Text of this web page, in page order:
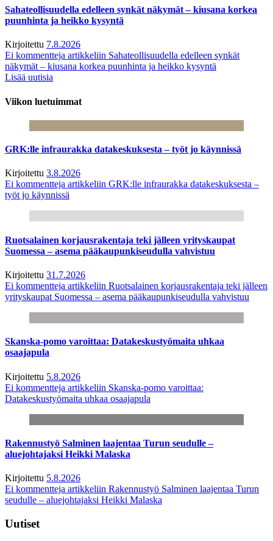
Sahateollisuudella edelleen synkät näkymät – kiusana korkea
puunhinta ja heikko kysyntä
Kirjoitettu 7.8.2026
Ei kommentteja artikkeliin Sahateollisuudella edelleen synkät
näkymät – kiusana korkea puunhinta ja heikko kysyntä
Lisää uutisia
Viikon luetuimmat
GRK:lle infraurakka datakeskuksesta – työt jo käynnissä
Kirjoitettu 3.8.2026
Ei kommentteja artikkeliin GRK:lle infraurakka datakeskuksesta –
työt jo käynnissä
Ruotsalainen korjausrakentaja teki jälleen yrityskaupat
Suomessa – asema pääkaupunkiseudulla vahvistuu
Kirjoitettu 31.7.2026
Ei kommentteja artikkeliin Ruotsalainen korjausrakentaja teki jälleen
yrityskaupat Suomessa – asema pääkaupunkiseudulla vahvistuu
Skanska-pomo varoittaa: Datakeskustyömaita uhkaa
osaajapula
Kirjoitettu 5.8.2026
Ei kommentteja artikkeliin Skanska-pomo varoittaa:
Datakeskustyömaita uhkaa osaajapula
Rakennustyö Salminen laajentaa Turun seudulle –
aluejohtajaksi Heikki Malaska
Kirjoitettu 5.8.2026
Ei kommentteja artikkeliin Rakennustyö Salminen laajentaa Turun
seudulle – aluejohtajaksi Heikki Malaska
Uutiset